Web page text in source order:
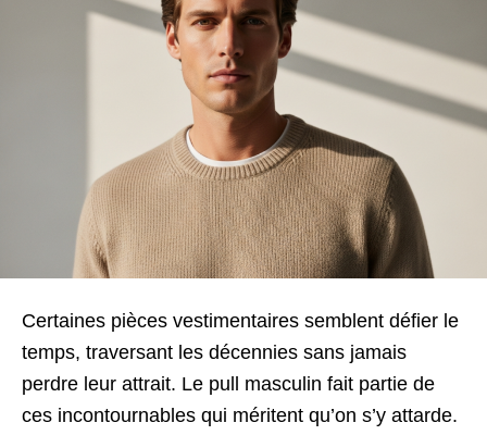
Certaines pièces vestimentaires semblent défier le
temps, traversant les décennies sans jamais
perdre leur attrait. Le pull masculin fait partie de
ces incontournables qui méritent qu’on s’y attarde.